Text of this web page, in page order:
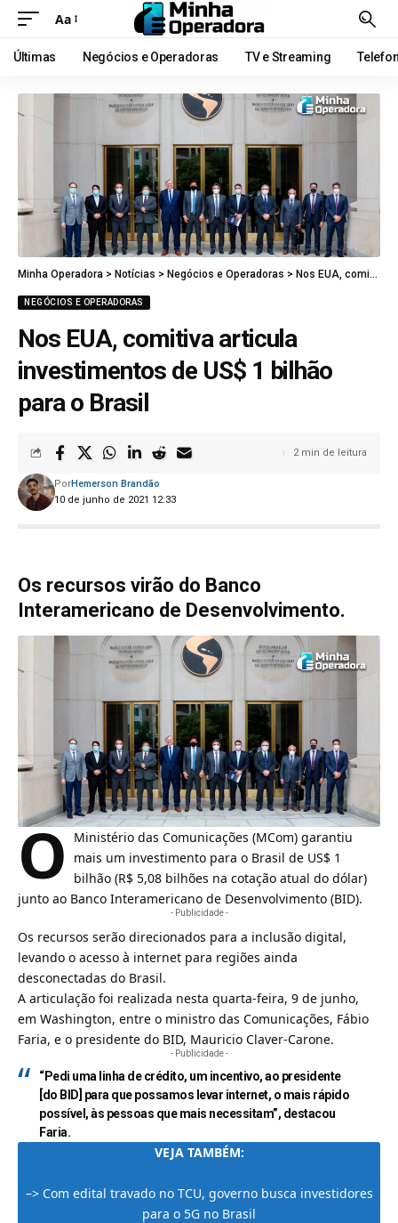
Aa
Últimas Negócios e Operadoras TV e Streaming
Minha Operadora > Notícias > Negócios e Operadoras > Nos EUA, comitiva articula investimentos de US$ 1 bilhão para o Brasil
NEGÓCIOS E OPERADORAS
Nos EUA, comitiva articula
investimentos de US$ 1 bilhão
para o Brasil
10 de junho de 2021 12:33
PorHemerson Brandão
2 min de leitura
Os recursos virão do Banco
Interamericano de Desenvolvimento.
O Ministério das Comunicações (MCom) garantiu
mais um investimento para o Brasil de US$ 1
bilhão (R$ 5,08 bilhões na cotação atual do dólar)
junto ao Banco Interamericano de Desenvolvimento (BID).
- Publicidade -
Os recursos serão direcionados para a inclusão digital,
levando o acesso à internet para regiões ainda
desconectadas do Brasil.
A articulação foi realizada nesta quarta-feira, 9 de junho,
em Washington, entre o ministro das Comunicações, Fábio
Faria, e o presidente do BID, Mauricio Claver-Carone.
- Publicidade -
“Pedi uma linha de crédito, um incentivo, ao presidente
[do BID] para que possamos levar internet, o mais rápido
possível, às pessoas que mais necessitam”, destacou
Faria.
VEJA TAMBÉM:
–> Com edital travado no TCU, governo busca investidores
para o 5G no Brasil